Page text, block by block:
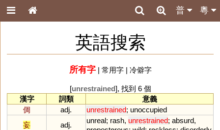
粵
普
英語搜索
所有字| 常用字| 冷僻字
[unrestrained], 找到 6 個
漢字
詞類
意義
倜
adj. unrestrained; unoccupied
妄
adj.
unreal; rash, unrestrained; absurd,